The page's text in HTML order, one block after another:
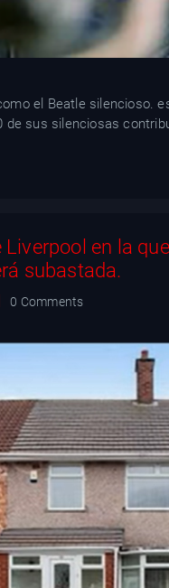
el Beatle silencioso.
de sus silenciosas
Liverpool en la
subastada.
0 Comments